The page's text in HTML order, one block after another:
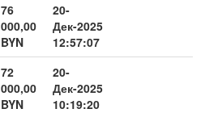
76
000,00
BYN
20-
Дек-2025
12:57:07
72
000,00
BYN
20-
Дек-2025
10:19:20